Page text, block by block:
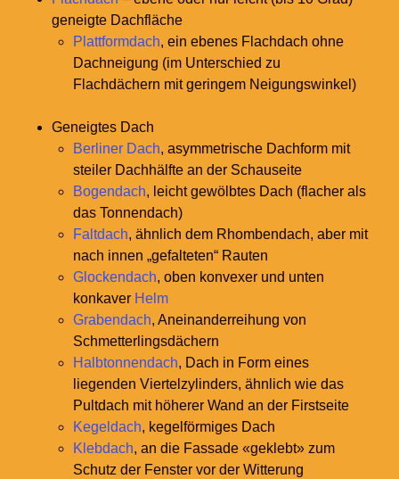
geneigte Dachfläche
Plattformdach, ein ebenes Flachdach ohne
Dachneigung (im Unterschied zu
Flachdächern mit geringem Neigungswinkel)
Geneigtes Dach
Berliner Dach, asymmetrische Dachform mit
steiler Dachhälfte an der Schauseite
Bogendach, leicht gewölbtes Dach (flacher als
das Tonnendach)
Faltdach, ähnlich dem Rhombendach, aber mit
nach innen „gefalteten“ Rauten
Glockendach, oben konvexer und unten
konkaver Helm
Grabendach, Aneinanderreihung von
Schmetterlingsdächern
Halbtonnendach, Dach in Form eines
liegenden Viertelzylinders, ähnlich wie das
Pultdach mit höherer Wand an der Firstseite
Kegeldach, kegelförmiges Dach
Klebdach, an die Fassade «geklebt» zum
Schutz der Fenster vor der Witterung